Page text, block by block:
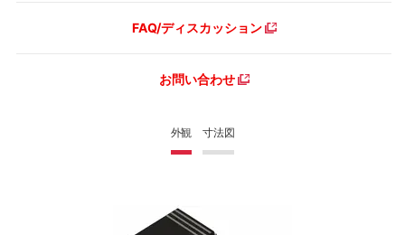
外観 寸法図
FAQ/ディスカッション
お問い合わせ